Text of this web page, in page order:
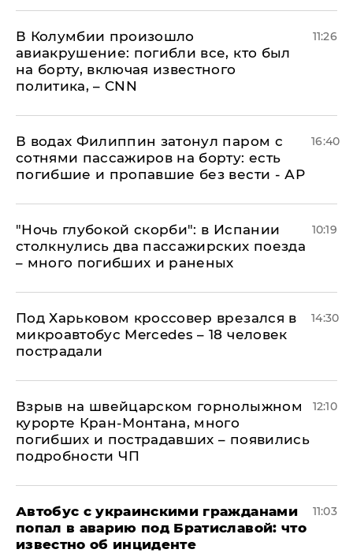
В Колумбии произошло
авиакрушение: погибли все, кто был
на борту, включая известного
политика, – CNN
11:26
В водах Филиппин затонул паром с
сотнями пассажиров на борту: есть
погибшие и пропавшие без вести - АР
16:40
"Ночь глубокой скорби": в Испании
столкнулись два пассажирских поезда
– много погибших и раненых
10:19
Под Харьковом кроссовер врезался в
микроавтобус Mercedes – 18 человек
пострадали
14:30
Взрыв на швейцарском горнолыжном
курорте Кран-Монтана, много
погибших и пострадавших – появились
подробности ЧП
12:10
Автобус с украинскими гражданами
попал в аварию под Братиславой: что
известно об инциденте
11:03